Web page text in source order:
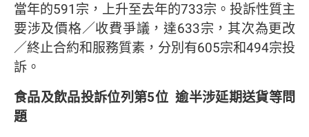
當年的591宗，上升至去年的733宗。投訴性質主
要涉及價格／收費爭議，達633宗，其次為更改
／終止合約和服務質素，分別有605宗和494宗投
訴。
食品及飲品投訴位列第5位 逾半涉延期送貨等問
題